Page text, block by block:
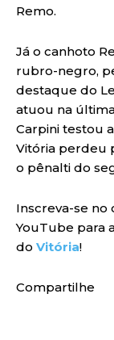
Remo.
Já o canhoto
rubro-negro,
destaque do
atuou na
Carpini testou
Vitória perdeu
o pênalti do
Inscreva-se no
YouTube para
do Vitória!
Compartilhe